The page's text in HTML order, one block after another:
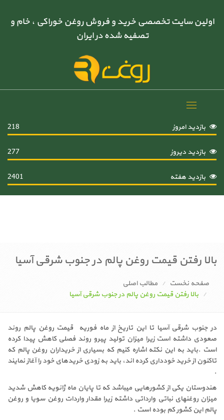
اولین سایت تخصصی خرید و فروش روغن خوراکی ، خام و
تصفیه شده در ایران
Toggle
بازدید امروز
218
بازدید دیروز 277
بازدید هفته 2401
بالا رفتن قیمت روغن پالم در جنوب شرقی آسیا
صفحه نخست
مطالب اصلی
بالا رفتن قیمت روغن پالم در جنوب شرقی آسیا
در جنوب شرقی آسیا تا این تاریخ از ماه فوریه قیمت روغن پالم روند
صعودی داشته است زیرا میزان تولید پیرو روند فصلی کاهش پیدا کرده
است .باید به این نکته اشاره کنیم که بسیاری از خریداران روغن پالم که
تاکنون از خرید خودداری کرده اند، باید به زودی خریدهای خود را آغاز نمایند
.
هندوستان یکی از کشورهایی میباشد که تا پایان ماه ژانویه کاهش شدید
میزان روغنهای نباتی وارداتی داشته زیرا مقدار واردات روغن سویا و روغن
پالم این کشور کم بوده است .